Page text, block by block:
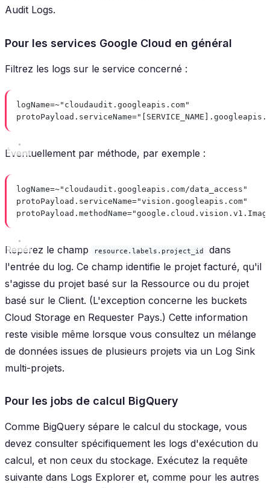
Audit Logs.
Pour les services Google Cloud en général
Filtrez les logs sur le service concerné :
logName=~"cloudaudit.googleapis.com"
Éventuellement par méthode, par exemple :
logName=~"cloudaudit.googleapis.com/data_access"
protoPayload.serviceName="vision.googleapis.com"
Repérez le champ resource.labels.project_id
dans
l'entrée du log. Ce champ identifie le projet facturé, qu'il
s'agisse du projet basé sur la Ressource ou du projet
basé sur le Client. (L'exception concerne les buckets
Cloud Storage en Requester Pays.) Cette information
reste visible même lorsque vous consultez un mélange
de données issues de plusieurs projets via un Log Sink
multi-projets.
Pour les jobs de calcul BigQuery
Comme BigQuery sépare le calcul du stockage, vous
devez consulter spécifiquement les logs d'exécution du
calcul, et non ceux du stockage. Exécutez la requête
suivante dans Logs Explorer et, comme pour les autres